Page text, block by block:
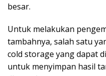
besar.
Untuk melakukan
tambahnya, salah satu
cold storage yang dapat
untuk menyimpan hasil